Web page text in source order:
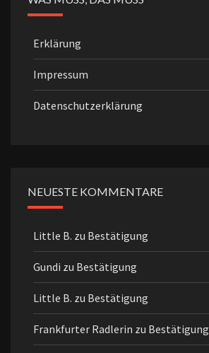
Erklärung
Impressum
Datenschutzerklärung
NEUESTE KOMMENTARE
Little B. zu Bestätigung
Gundi zu Bestätigung
Little B. zu Bestätigung
Frankfurter Radlerin zu Bestätigung